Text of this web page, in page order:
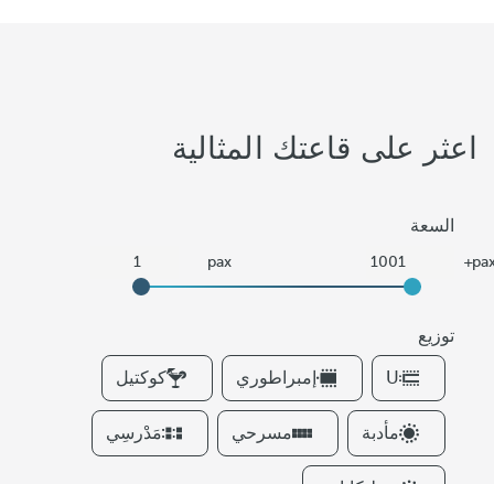
اعثر على قاعتك المثالية
السعة
توزيع
U إمبراطوري كوكتيل
مأدبة مسرحي مَدْرسِي